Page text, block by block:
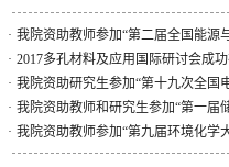
· 我院资助教师参加“第二届全国能源
· 2017多孔材料及应用国际研讨会成
· 我院资助研究生参加“第十九次全国
· 我院资助教师和研究生参加“第一届
· 我院资助教师参加“第九届环境化学